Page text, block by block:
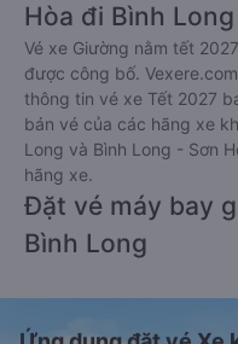
Hòa đi Bình Long
Vé xe Giường nằm tết
được công bố.
thông tin vé xe Tết 2027
bán vé của các hãng xe
Long và Bình Long - Sơn
hãng xe.
Đặt vé máy bay
Bình Long